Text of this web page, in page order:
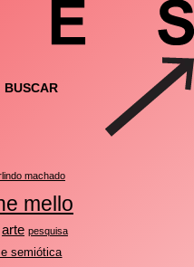
machado
mello
arte pesquisa
semiótica